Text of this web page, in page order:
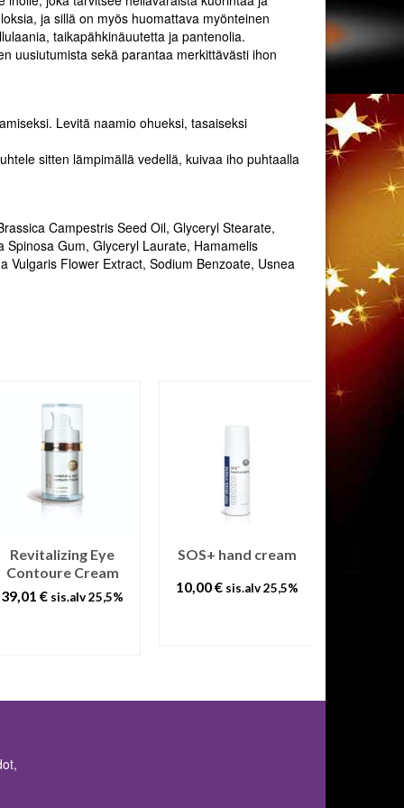
ja sillä on myös huomattava myönteinen
taikapähkinäuutetta ja pantenolia.
uusiutumista sekä parantaa merkittävästi ihon
Levitä naamio ohueksi, tasaiseksi
sitten lämpimällä vedellä, kuivaa iho puhtaalla
Campestris Seed Oil, Glyceryl Stearate,
Spinosa Gum, Glyceryl Laurate, Hamamelis
Vulgaris Flower Extract, Sodium Benzoate, Usnea
Revitalizing Eye
Contoure Cream
39,01 € sis.alv 25,5%
SOS+ hand cream
10,00€ sis.alv 25,5%